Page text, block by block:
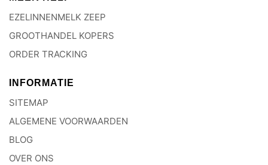
EZELINNENMELK ZEEP
GROOTHANDEL KOPERS
ORDER TRACKING
INFORMATIE
SITEMAP
ALGEMENE VOORWAARDEN
BLOG
OVER ONS